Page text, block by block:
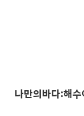
나만의바다:해